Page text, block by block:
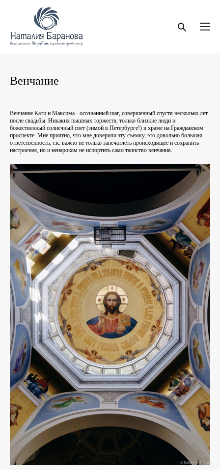
Венчание
Венчание Кати и Максима - осознанный шаг, совершенный спустя несколько лет
после свадьбы. Никаких пышных торжеств, только близкие люди и
божественный солнечный свет (зимой в Петербурге!) в храме на Гражданском
проспекте. Мне приятно, что мне доверили эту съемку, это довольно большая
ответственность, т.к. важно не только запечатлеть происходящее и сохранить
настроение, но и ненароком не испортить само таинство венчания.